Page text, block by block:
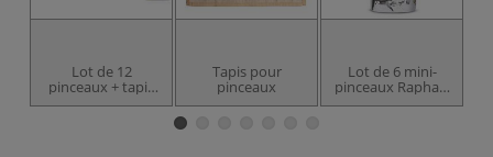
Lot de 12
pinceaux + tapis
bambou I Love
Tapis pour
pinceaux
Lot de 6 mini-
pinceaux Raphaël
dans un pincelier